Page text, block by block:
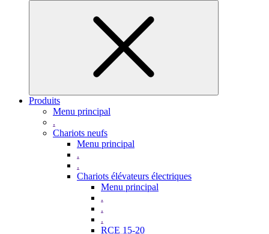
Produits
Menu principal
.
Chariots neufs
Menu principal
.
.
Chariots élévateurs électriques
Menu principal
.
.
.
RCE 15-20